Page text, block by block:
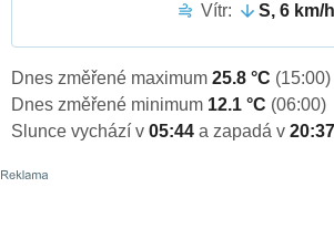
Vítr:
S, 6 km/h
Dnes změřené maximum 25.8 °C (15:00)
Dnes změřené minimum 12.1 °C (06:00)
Slunce vychází v 05:44 a zapadá v 20:37